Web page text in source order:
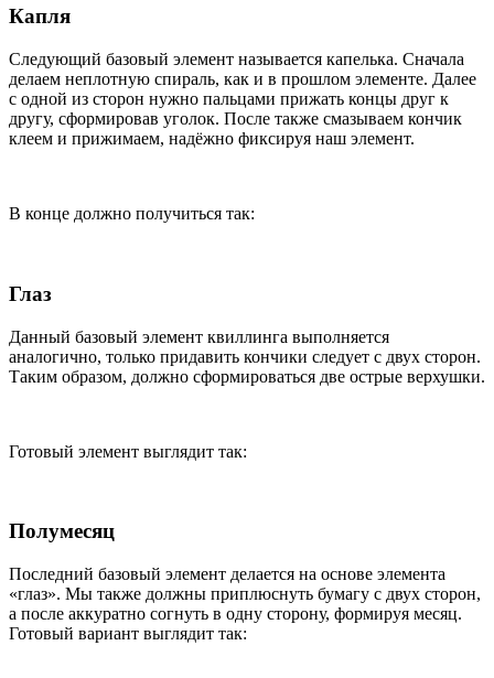
Капля
Следующий базовый элемент называется капелька. Сначала
делаем неплотную спираль, как и в прошлом элементе. Далее
с одной из сторон нужно пальцами прижать концы друг к
другу, сформировав уголок. После также смазываем кончик
клеем и прижимаем, надёжно фиксируя наш элемент.
В конце должно получиться так:
Глаз
Данный базовый элемент квиллинга выполняется
аналогично, только придавить кончики следует с двух сторон.
Таким образом, должно сформироваться две острые верхушки.
Готовый элемент выглядит так:
Полумесяц
Последний базовый элемент делается на основе элемента
«глаз». Мы также должны приплюснуть бумагу с двух сторон,
а после аккуратно согнуть в одну сторону, формируя месяц.
Готовый вариант выглядит так: